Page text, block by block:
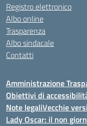
Registro elettronico
Albo online
Trasparenza
Albo sindacale
Contatti
Amministrazione
Obiettivi di
Note legaliVecchie
Lady Oscar: il non